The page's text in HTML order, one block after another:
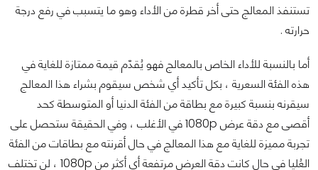
تستنفذ المعالج حتى أخر قطرة من الأداء وهو ما يتسبب في رفع درجة
حرارته .
أما بالنسبة للأداء الخاص بالمعالج فهو يُقدّم قيمة ممتازة للغاية في
هذه الفئة السعرية ، بكل تأكيد أي شخص سيقوم بشراء هذا المعالج
سيقرنه بنسبة كبيرة مع بطاقة من الفئة الدنيا أو المتوسطة كحد
أقصى مع دقة عرض 1080p في الأغلب ، وفي الحقيقة ستحصل على
تجربة مميزة للغاية مع هذا المعالج في حال أقرنته مع بطاقات من الفئة
العُليا في حال كانت دقة العرض مرتفعة أي أكثر من 1080p ، لن تختلف